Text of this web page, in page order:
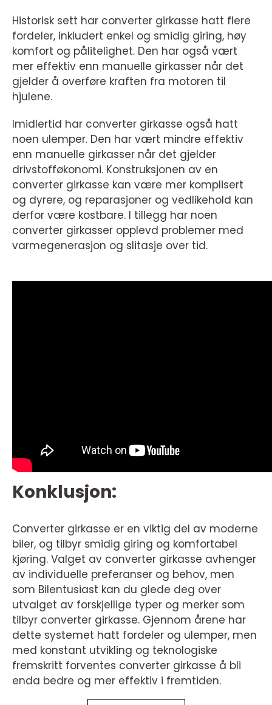
Historisk sett har converter girkasse hatt flere
fordeler, inkludert enkel og smidig giring, høy
komfort og pålitelighet. Den har også vært
mer effektiv enn manuelle girkasser når det
gjelder å overføre kraften fra motoren til
hjulene.
Imidlertid har converter girkasse også hatt
noen ulemper. Den har vært mindre effektiv
enn manuelle girkasser når det gjelder
drivstofføkonomi. Konstruksjonen av en
converter girkasse kan være mer komplisert
og dyrere, og reparasjoner og vedlikehold kan
derfor være kostbare. I tillegg har noen
converter girkasser opplevd problemer med
varmegenerasjon og slitasje over tid.
Konklusjon:
Converter girkasse er en viktig del av moderne
biler, og tilbyr smidig giring og komfortabel
kjøring. Valget av converter girkasse avhenger
av individuelle preferanser og behov, men
som Bilentusiast kan du glede deg over
utvalget av forskjellige typer og merker som
tilbyr converter girkasse. Gjennom årene har
dette systemet hatt fordeler og ulemper, men
med konstant utvikling og teknologiske
fremskritt forventes converter girkasse å bli
enda bedre og mer effektiv i fremtiden.